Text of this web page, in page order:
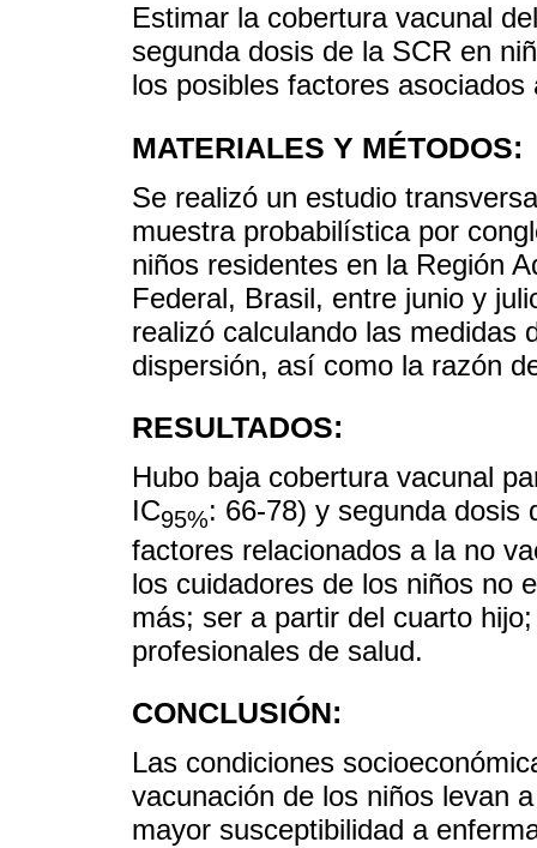
Estimar la cobertura vacunal
segunda dosis de la SCR en
los posibles factores
MATERIALES Y MÉTODOS:
Se realizó un estudio
muestra probabilística por
niños residentes en la Región
Federal, Brasil, entre junio y
realizó calculando las medidas
dispersión, así como la razón
RESULTADOS:
Hubo baja cobertura vacunal
IC95%: 66-78) y segunda dosis
factores relacionados a la no
los cuidadores de los niños no
más; ser a partir del cuarto
profesionales de salud.
CONCLUSIÓN:
Las condiciones
vacunación de los niños levan
mayor susceptibilidad a